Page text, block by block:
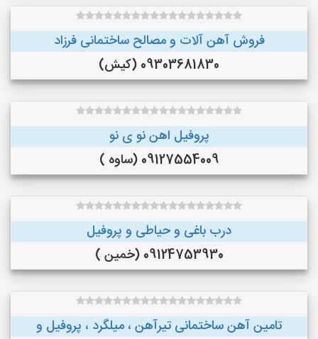
فروش آهن آلات و مصالح ساختمانی فرزاد
09303681830 (کیش)
پروفیل اهن نو ی نو
09127554009 (ساوه )
درب باغی و حیاطی و پروفیل
09124753930 (خمین )
تامین آهن ساختمانی تیرآهن ، میلگرد ، پروفیل و